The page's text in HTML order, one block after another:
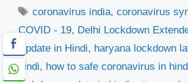
Tags
coronavirus india,coronavirus
COVID - 19, Delhi Lockdown
Update in Hindi, haryana lockdown
hindi, how to safe coronavirus in